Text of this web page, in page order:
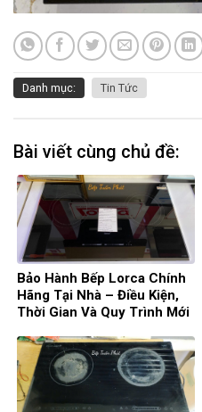
Danh mục: Tin Tức
Bài viết cùng chủ đề:
Bảo Hành Bếp Lorca Chính
Hãng Tại Nhà – Điều Kiện,
Thời Gian Và Quy Trình Mới